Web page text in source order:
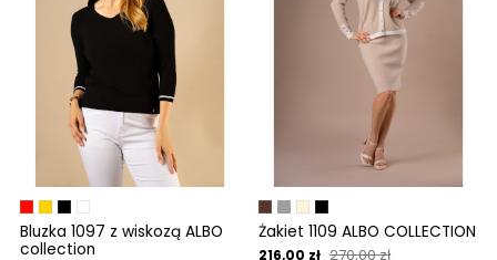
Bluzka 1097 z wiskozą ALBO
collection
Żakiet 1109 ALBO COLLECTION
216,00 zł 270,00 zł